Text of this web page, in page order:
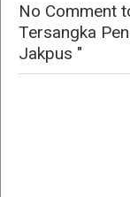
No Comment
Tersangka
Jakpus "